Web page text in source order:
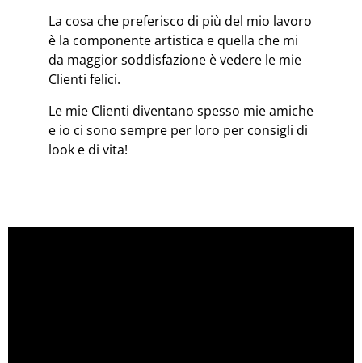
La cosa che preferisco di più del mio lavoro
è la componente artistica e quella che mi
da maggior soddisfazione è vedere le mie
Clienti felici.
Le mie Clienti diventano spesso mie amiche
e io ci sono sempre per loro per consigli di
look e di vita!